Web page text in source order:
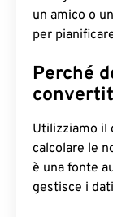
un amico o
per
Perché
Utilizziamo il
calcolare le
è una fonte
gestisce i